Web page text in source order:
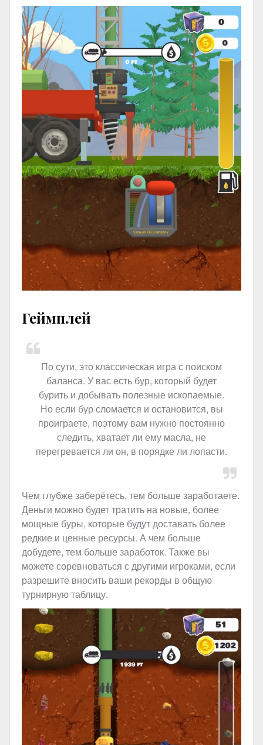
Геймплей
По сути, это классическая игра с поиском
баланса. У вас есть бур, который будет
бурить и добывать полезные ископаемые.
Но если бур сломается и остановится, вы
проиграете, поэтому вам нужно постоянно
следить, хватает ли ему масла, не
перегревается ли он, в порядке ли лопасти.
Чем глубже заберётесь, тем больше заработаете.
Деньги можно будет тратить на новые, более
мощные буры, которые будут доставать более
редкие и ценные ресурсы. А чем больше
добудете, тем больше заработок. Также вы
можете соревноваться с другими игроками, если
разрешите вносить ваши рекорды в общую
турнирную таблицу.